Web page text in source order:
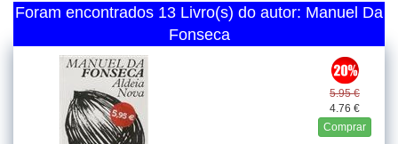
Foram encontrados 13 Livro(s) do autor: Manuel Da
Fonseca
5.95 €
4.76 €
Comprar